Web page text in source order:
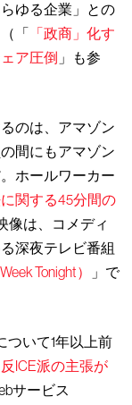
ゆる企業」との
「 「政商」化す
ア圧倒 」も参
のは、アマゾン
間にもアマゾン
ホールワーカー
関する45分間の
像は、コメディ
深夜テレビ番組
Tonight）
」で
ついて1年以上前
反ICE派の主張が
サービス